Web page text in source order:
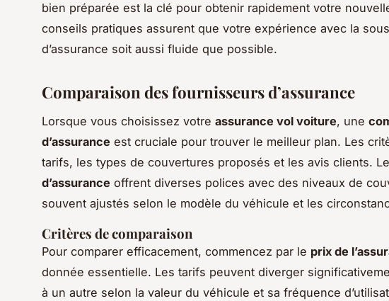
bien préparée est la clé pour obtenir rapidement votre
conseils pratiques assurent que votre expérience avec la
d’assurance soit aussi fluide que possible.
Comparaison des fournisseurs d’assurance
Lorsque vous choisissez votre assurance vol voiture, une
d’assurance est cruciale pour trouver le meilleur plan. Les
tarifs, les types de couvertures proposés et les avis clients.
d’assurance offrent diverses polices avec des niveaux de
souvent ajustés selon le modèle du véhicule et les
Critères de comparaison
Pour comparer efficacement, commencez par le prix de
donnée essentielle. Les tarifs peuvent diverger
à un autre selon la valeur du véhicule et sa fréquence